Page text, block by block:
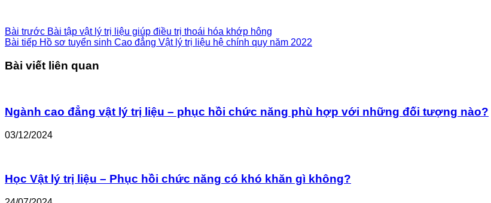
Bài trước Bài tập vật lý trị liệu giúp điều trị thoái hóa khớp hông
Bài tiếp Hồ sơ tuyển sinh Cao đẳng Vật lý trị liệu hệ chính quy năm 2022
Bài viết liên quan
Ngành cao đẳng vật lý trị liệu – phục hồi chức năng phù hợp với những đối tượng nào?
03/12/2024
Học Vật lý trị liệu – Phục hồi chức năng có khó khăn gì không?